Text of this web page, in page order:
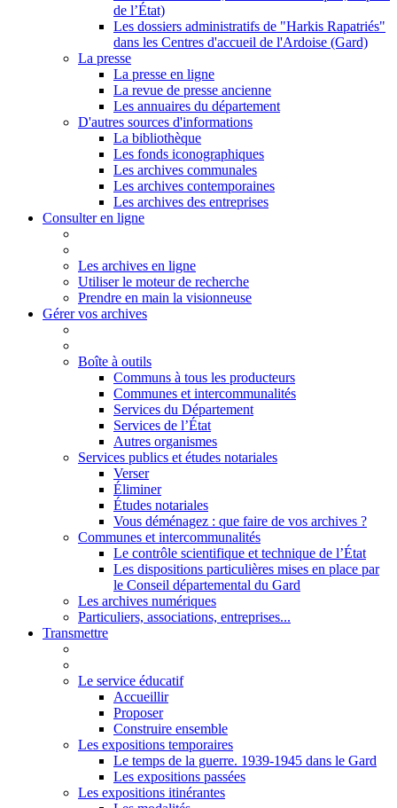
de l’État)
Les dossiers administratifs de "Harkis Rapatriés"
dans les Centres d'accueil de l'Ardoise (Gard)
La presse
La presse en ligne
La revue de presse ancienne
Les annuaires du département
D'autres sources d'informations
La bibliothèque
Les fonds iconographiques
Les archives communales
Les archives contemporaines
Les archives des entreprises
Consulter en ligne
Les archives en ligne
Utiliser le moteur de recherche
Prendre en main la visionneuse
Gérer vos archives
Boîte à outils
Communs à tous les producteurs
Communes et intercommunalités
Services du Département
Services de l’État
Autres organismes
Services publics et études notariales
Verser
Éliminer
Études notariales
Vous déménagez : que faire de vos archives ?
Communes et intercommunalités
Le contrôle scientifique et technique de l’État
Les dispositions particulières mises en place par
le Conseil départemental du Gard
Les archives numériques
Particuliers, associations, entreprises...
Transmettre
Le service éducatif
Accueillir
Proposer
Construire ensemble
Les expositions temporaires
Le temps de la guerre. 1939-1945 dans le Gard
Les expositions passées
Les expositions itinérantes